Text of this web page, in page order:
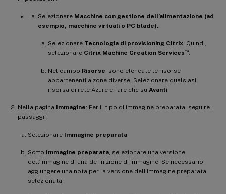
Selezionare Macchine con gestione dell’alimentazione (ad
esempio, macchine virtuali o PC blade).
Selezionare Tecnologia di provisioning Citrix . Quindi,
selezionare Citrix Machine Creation Services ™.
Nel campo Risorse , sono elencate le risorse
appartenenti a zone diverse. Selezionare qualsiasi
risorsa di rete Azure e fare clic su Avanti
Nella pagina Immagine: Per il tipo di immagine preparata, seguire i
passaggi:
Selezionare Immagine preparata
Sotto Immagine preparata , selezionare una versione
dell’immagine di una definizione di immagine. Se necessario,
aggiungere una nota per la versione dell’immagine preparata
selezionata.